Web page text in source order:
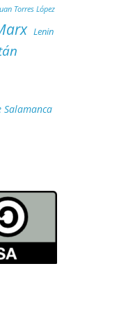
Torres López
Lenin
Salamanca